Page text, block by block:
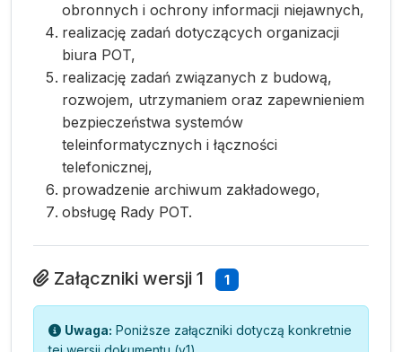
obronnych i ochrony informacji niejawnych,
realizację zadań dotyczących organizacji
biura POT,
realizację zadań związanych z budową,
rozwojem, utrzymaniem oraz zapewnieniem
bezpieczeństwa systemów
teleinformatycznych i łączności
telefonicznej,
prowadzenie archiwum zakładowego,
obsługę Rady POT.
Załączniki wersji 1 1
Uwaga: Poniższe załączniki dotyczą konkretnie